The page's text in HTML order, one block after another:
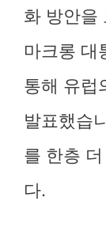
화 방안을
마크롱 대
통해 유럽
발표했습
를 한층
다.